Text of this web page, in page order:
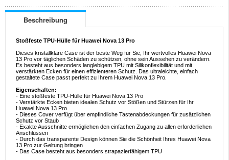
Beschreibung
Stoßfeste TPU-Hülle für Huawei Nova 13 Pro
Dieses kristallklare Case ist der beste Weg für Sie, Ihr wertvolles Huawei Nova
13 Pro vor täglichen Schäden zu schützen, ohne sein Aussehen zu verändern.
Es besteht aus besonders langlebigem TPU mit Silikonflexibilität und mit
verstärkten Ecken für einen effizienteren Schutz. Das ultraleichte, einfach
gestaltete Case passt perfekt zu Ihrem Huawei Nova 13 Pro.
Eigenschaften:
- Eine stoßfeste TPU-Hülle für Huawei Nova 13 Pro
- Verstärkte Ecken bieten idealen Schutz vor Stößen und Stürzen für Ihr
Huawei Nova 13 Pro
- Dieses Cover verfügt über empfindliche Tastenabdeckungen für zusätzlichen
Schutz vor Staub
- Exakte Ausschnitte ermöglichen den einfachen Zugang zu allen erforderlichen
Anschlüssen
- Durch das transparente Design können Sie die Schönheit Ihres Huawei Nova
13 Pro zur Geltung bringen
- Das Case besteht aus besonders strapazierfähigem TPU